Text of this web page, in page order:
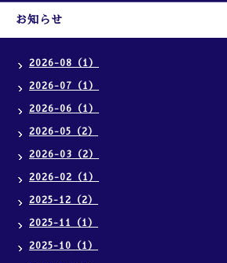
お知らせ
2026-08（1）
2026-07（1）
2026-06（1）
2026-05（2）
2026-03（2）
2026-02（1）
2025-12（2）
2025-11（1）
2025-10（1）